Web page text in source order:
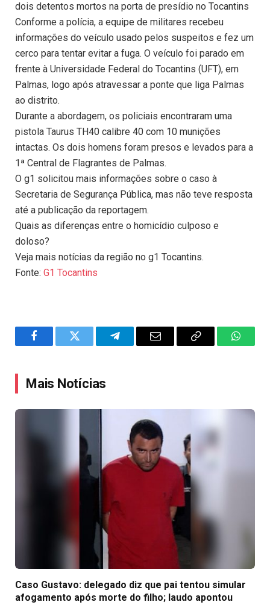
dois detentos mortos na porta de presídio no Tocantins
Conforme a polícia, a equipe de militares recebeu
informações do veículo usado pelos suspeitos e fez um
cerco para tentar evitar a fuga. O veículo foi parado em
frente à Universidade Federal do Tocantins (UFT), em
Palmas, logo após atravessar a ponte que liga Palmas
ao distrito.
Durante a abordagem, os policiais encontraram uma
pistola Taurus TH40 calibre 40 com 10 munições
intactas. Os dois homens foram presos e levados para a
1ª Central de Flagrantes de Palmas.
O g1 solicitou mais informações sobre o caso à
Secretaria de Segurança Pública, mas não teve resposta
até a publicação da reportagem.
Quais as diferenças entre o homicídio culposo e
doloso?
Veja mais notícias da região no g1 Tocantins.
Fonte: G1 Tocantins
FacebookTwitter TelegramEmail
Copy
Mais Notícias
Caso Gustavo: delegado diz que pai tentou simular
afogamento após morte do filho; laudo apontou